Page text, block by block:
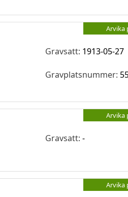
Arvika
Gravsatt: 1913-05-27
Gravplatsnummer:
Arvika
Gravsatt:-
Arvika